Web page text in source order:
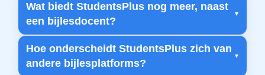
Wat biedt StudentsPlus nog meer, naast
een bijlesdocent?
Hoe onderscheidt StudentsPlus zich van
andere bijlesplatforms?